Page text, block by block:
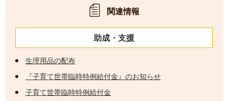
関連情報
助成・支援
生理用品の配布
『子育て世帯臨時特例給付金』のお知らせ
子育て世帯臨時特例給付金